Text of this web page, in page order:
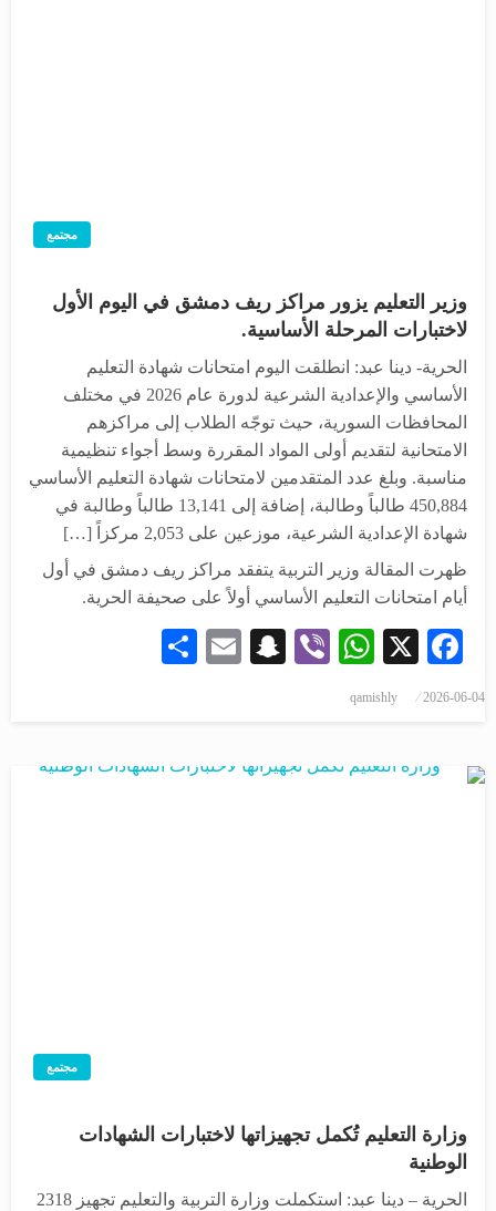
مجتمع
وزير التعليم يزور مراكز ريف دمشق في اليوم الأول
لاختبارات المرحلة الأساسية.
الحرية- دينا عبد: انطلقت اليوم امتحانات شهادة التعليم
الأساسي والإعدادية الشرعية لدورة عام 2026 في مختلف
المحافظات السورية، حيث توجّه الطلاب إلى مراكزهم
الامتحانية لتقديم أولى المواد المقررة وسط أجواء تنظيمية
مناسبة. وبلغ عدد المتقدمين لامتحانات شهادة التعليم الأساسي
450,884 طالباً وطالبة، إضافة إلى 13,141 طالباً وطالبة في
شهادة الإعدادية الشرعية، موزعين على 2,053 مركزاً […]
ظهرت المقالة وزير التربية يتفقد مراكز ريف دمشق في أول
أيام امتحانات التعليم الأساسي أولاً على صحيفة الحرية.
Facebook
X
WhatsApp
Viber
Snapchat
Email
2026-06-04
qamishly
مجتمع
وزارة التعليم تُكمل تجهيزاتها لاختبارات الشهادات
الوطنية
الحرية – دينا عبد: استكملت وزارة التربية والتعليم تجهيز 2318